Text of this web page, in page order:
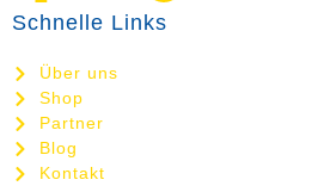
Schnelle Links
Über uns
Shop
Partner
Blog
Kontakt